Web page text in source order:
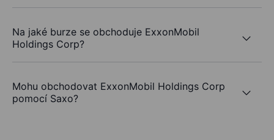
Na jaké burze se obchoduje ExxonMobil
Holdings Corp?
Mohu obchodovat ExxonMobil Holdings Corp
pomocí Saxo?